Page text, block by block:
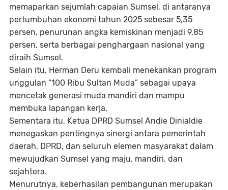
memaparkan sejumlah capaian Sumsel, di antaranya
pertumbuhan ekonomi tahun 2025 sebesar 5,35
persen, penurunan angka kemiskinan menjadi 9,85
persen, serta berbagai penghargaan nasional yang
diraih Sumsel.
Selain itu, Herman Deru kembali menekankan program
unggulan “100 Ribu Sultan Muda” sebagai upaya
mencetak generasi muda mandiri dan mampu
membuka lapangan kerja.
Sementara itu, Ketua DPRD Sumsel Andie Dinialdie
menegaskan pentingnya sinergi antara pemerintah
daerah, DPRD, dan seluruh elemen masyarakat dalam
mewujudkan Sumsel yang maju, mandiri, dan
sejahtera.
Menurutnya, keberhasilan pembangunan merupakan